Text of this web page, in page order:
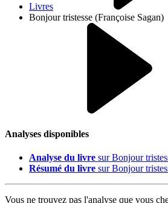
Livres
Bonjour tristesse (Françoise Sagan)
Analyses disponibles
Analyse du livre sur Bonjour
Résumé du livre sur Bonjour
Vous ne trouvez pas l'analyse que vous